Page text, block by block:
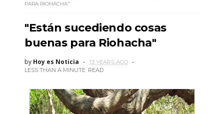
PARA RIOHACHA"
"Están sucediendo cosas
buenas para Riohacha"
by Hoy es Noticia
13 YEARS AGO
LESS THAN A MINUTE READ